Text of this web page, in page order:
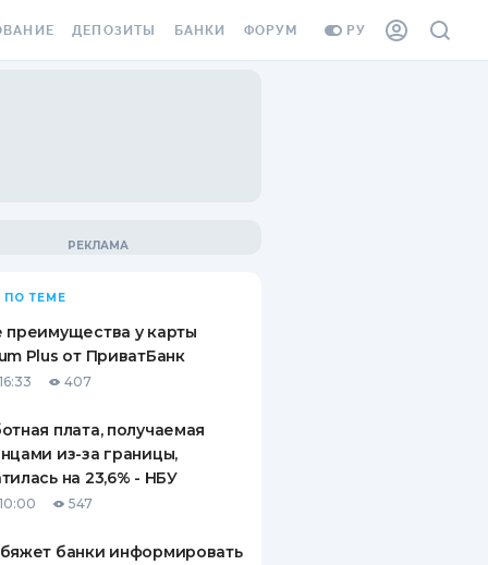
РУ
ВИНЬЕТКА
СОТРУДНИКОВ
ОТ
СЛУЧАЕВ
ДЕПОЗИТЫ
ВОПРОСЫ И ОТВЕТЫ
ПУТЕВОДИТЕЛИ ПО
БАНКИ ФОРУМ
ПО ТЕМЕ
преимущества у карты
Plus от ПриватБанк
407
плата, получаемая
из-за границы,
на 23,6% - НБУ
547
банки информировать